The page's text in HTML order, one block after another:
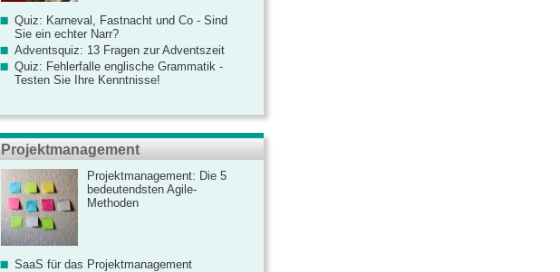
Quiz: Karneval, Fastnacht und Co - Sind
Sie ein echter Narr?
Adventsquiz: 13 Fragen zur Adventszeit
Quiz: Fehlerfalle englische Grammatik -
Testen Sie Ihre Kenntnisse!
Projektmanagement
Projektmanagement: Die 5
bedeutendsten Agile-
Methoden
SaaS für das Projektmanagement